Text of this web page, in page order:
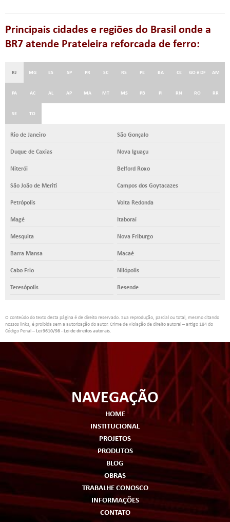
Principais cidades e regiões do Brasil onde a
BR7 atende Prateleira reforcada de ferro:
RJ MG ES SP PR SC RS PE BA CE GO e DF AM
PA AC AL AP MA MT MS PB PI RN RO RR
SE TO
Rio de Janeiro São Gonçalo
Duque de Caxias Nova Iguaçu
Niterói Belford Roxo
São João de Meriti Campos dos Goytacazes
Petrópolis Volta Redonda
Magé Itaboraí
Mesquita Nova Friburgo
Barra Mansa Macaé
Cabo Frio Nilópolis
Teresópolis Resende
O conteúdo do texto desta página é de direito reservado. Sua reprodução, parcial ou total, mesmo citando
nossos links, é proibida sem a autorização do autor. Crime de violação de direito autoral – artigo 184 do
Código Penal –Lei 9610/98 - Lei de direitos autorais.
NAVEGAÇÃO
HOME
INSTITUCIONAL
PROJETOS
PRODUTOS
BLOG
OBRAS
TRABALHE CONOSCO
INFORMAÇÕES
CONTATO